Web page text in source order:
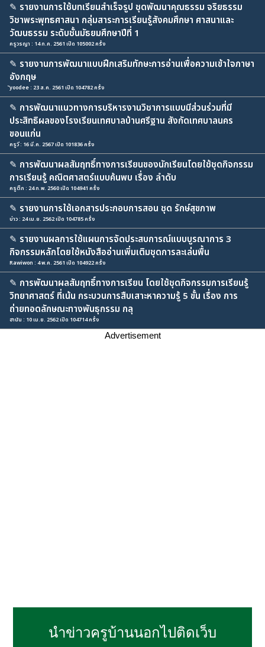
✎ รายงานการใช้บทเรียนสำเร็จรูป ชุดพัฒนาคุณธรรม จริยธรรม
วิชาพระพุทธศาสนา กลุ่มสาระการเรียนรู้สังคมศึกษา ศาสนาและ
วัฒนธรรม ระดับชั้นมัธยมศึกษาปีที่ 1
ครูวรญา : 14 ก.ค. 2561 เปิด 105002 ครั้ง
✎ รายงานการพัฒนาแบบฝึกเสริมทักษะการอ่านเพื่อความเข้าใจภาษา
อังกฤษ
ัyoodee : 23 ส.ค. 2561 เปิด 104782 ครั้ง
✎ การพัฒนาแนวทางการบริหารงานวิชาการแบบมีส่วนร่วมที่มี
ประสิทธิผลของโรงเรียนเทศบาลบ้านศรีฐาน สังกัดเทศบาลนคร
ขอนแก่น
ครูวี : 16 มี.ค. 2567 เปิด 101836 ครั้ง
✎ การพัฒนาผลสัมฤทธิ์ทางการเรียนของนักเรียนโดยใช้ชุดกิจกรรม
การเรียนรู้ คณิตศาสตร์แบบค้นพบ เรื่อง ลำดับ
ครูติ๊ก : 24 ก.พ. 2560 เปิด 104941 ครั้ง
✎ รายงานการใช้เอกสารประกอบการสอน ชุด รักษ์สุขภาพ
บ่าว : 24 เม.ย. 2562 เปิด 104785 ครั้ง
✎ รายงานผลการใช้แผนการจัดประสบการณ์แบบบูรณาการ 3
กิจกรรมหลักโดยใช้หนังสืออ่านเพิ่มเติมชุดการละเล่นพื้น
Rawiwon : 4 พ.ค. 2561 เปิด 104922 ครั้ง
✎ การพัฒนาผลสัมฤทธิ์ทางการเรียน โดยใช้ชุดกิจกรรมการเรียนรู้
วิทยาศาสตร์ ที่เน้น กระบวนการสืบเสาะหาความรู้ 5 ขั้น เรื่อง การ
ถ่ายทอดลักษณะทางพันธุกรรม กลุ
ฮานัน : 10 เม.ย. 2562 เปิด 104714 ครั้ง
Advertisement
นำข่าวครูบ้านนอกไปติดเว็บ